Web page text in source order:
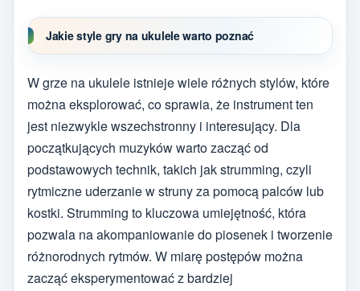
Jakie style gry na ukulele warto poznać
W grze na ukulele istnieje wiele różnych stylów, które
można eksplorować, co sprawia, że instrument ten
jest niezwykle wszechstronny i interesujący. Dla
początkujących muzyków warto zacząć od
podstawowych technik, takich jak strumming, czyli
rytmiczne uderzanie w struny za pomocą palców lub
kostki. Strumming to kluczowa umiejętność, która
pozwala na akompaniowanie do piosenek i tworzenie
różnorodnych rytmów. W miarę postępów można
zacząć eksperymentować z bardziej